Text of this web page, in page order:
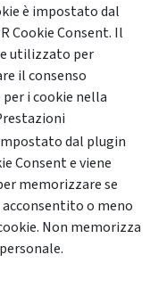
è impostato dal
Cookie Consent. Il
utilizzato per
il consenso
i cookie nella
dal plugin
Consent e viene
memorizzare se
o meno
Non memorizza